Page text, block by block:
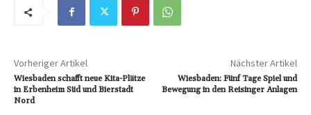
Vorheriger Artikel
Wiesbaden schafft neue Kita-Plätze
in Erbenheim Süd und Bierstadt
Nord
Nächster Artikel
Wiesbaden: Fünf Tage Spiel und
Bewegung in den Reisinger Anlagen